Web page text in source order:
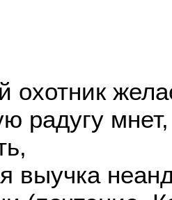
охотник
радугу
выучка